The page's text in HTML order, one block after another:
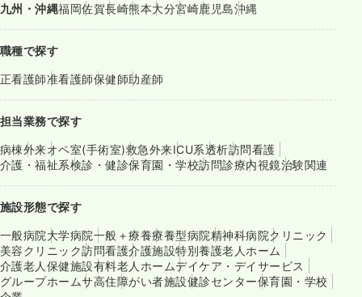
九州・沖縄福岡佐賀長崎熊本大分宮崎鹿児島沖縄
職種で探す
正看護師准看護師保健師助産師
担当業務で探す
病棟外来オペ室(手術室)救急外来ICU系透析訪問看護
介護・福祉系検診・健診保育園・学校訪問診療内視鏡治験関連
施設形態で探す
一般病院大学病院一般＋療養療養型病院精神科病院クリニック
美容クリニック訪問看護介護施設特別養護老人ホーム
介護老人保健施設有料老人ホームデイケア・デイサービス
グループホームサ高住障がい者施設健診センター保育園・学校